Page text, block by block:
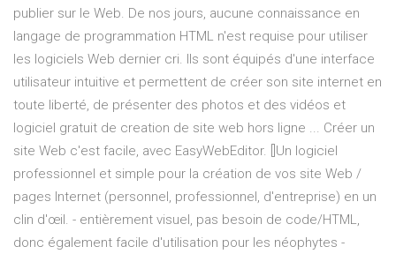
publier sur le Web. De nos jours, aucune connaissance en
langage de programmation HTML n'est requise pour utiliser
les logiciels Web dernier cri. Ils sont équipés d'une interface
utilisateur intuitive et permettent de créer son site internet en
toute liberté, de présenter des photos et des vidéos et
logiciel gratuit de creation de site web hors ligne ... Créer un
site Web c'est facile, avec EasyWebEditor. []Un logiciel
professionnel et simple pour la création de vos site Web /
pages Internet (personnel, professionnel, d'entreprise) en un
clin d'œil. - entièrement visuel, pas besoin de code/HTML,
donc également facile d'utilisation pour les néophytes -